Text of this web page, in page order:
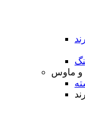
و ماوس